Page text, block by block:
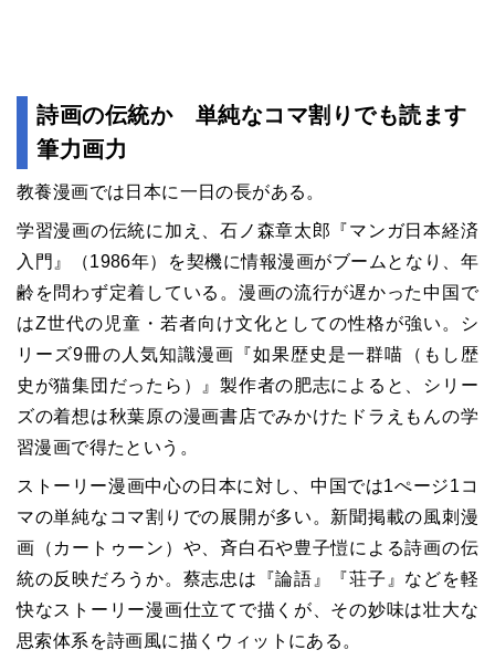
詩画の伝統か 単純なコマ割りでも読ます
筆力画力
教養漫画では日本に一日の長がある。
学習漫画の伝統に加え、石ノ森章太郎『マンガ日本経済
入門』（1986年）を契機に情報漫画がブームとなり、年
齢を問わず定着している。漫画の流行が遅かった中国で
はZ世代の児童・若者向け文化としての性格が強い。シ
リーズ9冊の人気知識漫画『如果歴史是一群喵（もし歴
史が猫集団だったら）』製作者の肥志によると、シリー
ズの着想は秋葉原の漫画書店でみかけたドラえもんの学
習漫画で得たという。
ストーリー漫画中心の日本に対し、中国では1ぺージ1コ
マの単純なコマ割りでの展開が多い。新聞掲載の風刺漫
画（カートゥーン）や、斉白石や豊子愷による詩画の伝
統の反映だろうか。蔡志忠は『論語』『荘子』などを軽
快なストーリー漫画仕立てで描くが、その妙味は壮大な
思索体系を詩画風に描くウィットにある。